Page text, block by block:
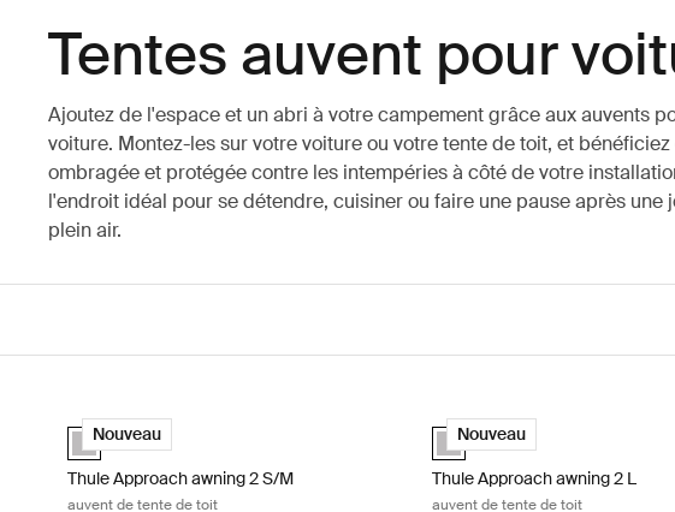
Tentes auvent pour
Ajoutez de l'espace et un abri à votre campement grâce aux auvents
voiture. Montez-les sur votre voiture ou votre tente de toit, et
ombragée et protégée contre les intempéries à côté de votre
l'endroit idéal pour se détendre, cuisiner ou faire une pause après une
plein air.
Thule Approach awning 2 S/M auvent de tente de toit Ashland grey
Nouveau
Ashland grey (selected)
Thule Approach awning 2 S/M
auvent de tente de toit
Thule Approach awning 2 L
Nouveau
Ashland grey (selected)
Thule Approach awning 2 L
auvent de tente de toit